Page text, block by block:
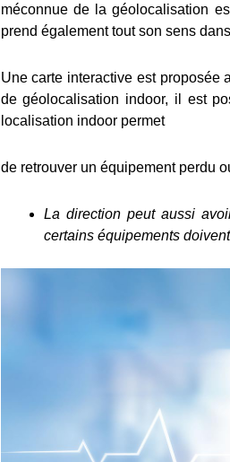
méconnue de la géolocalisation
prend également tout son sens
Une carte interactive est proposée
de géolocalisation indoor, il est
localisation indoor permet
de retrouver un équipement perdu
La direction peut aussi
certains équipements